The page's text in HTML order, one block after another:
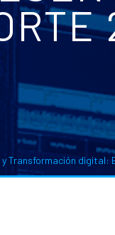
Transformación digital: